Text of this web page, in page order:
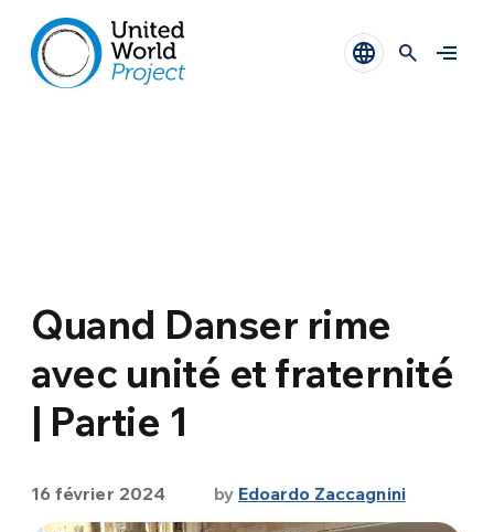
Quand Danser rime
avec unité et fraternité
| Partie 1
16 février 2024 by Edoardo Zaccagnini